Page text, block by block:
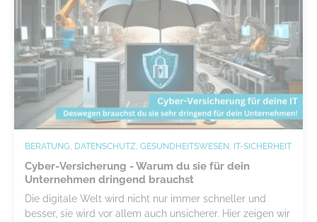
BERATUNG, DATENSCHUTZ, GESUNDHEITSWESEN, IT-SICHERHEIT
Cyber-Versicherung - Warum du sie für dein
Unternehmen dringend brauchst
Die digitale Welt wird nicht nur immer schneller und
besser, sie wird vor allem auch unsicherer. Hier zeigen wir